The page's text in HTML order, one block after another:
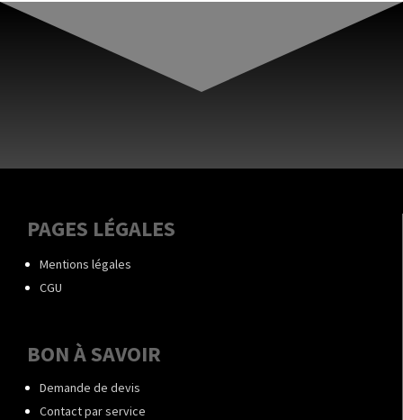
PAGES LÉGALES
Mentions légales
CGU
BON À SAVOIR
Demande de devis
Contact par service